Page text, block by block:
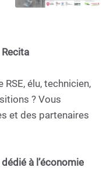
élu, technicien,
? Vous
et des partenaires
à l’économie